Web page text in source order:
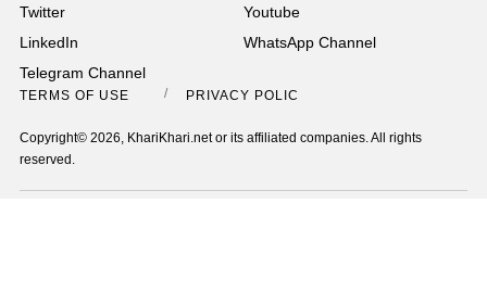
Twitter
Youtube
LinkedIn
WhatsApp Channel
Telegram Channel
TERMS OF USE PRIVACY POLICY
Copyright© 2026, KhariKhari.net or its affiliated companies. All rights
reserved.